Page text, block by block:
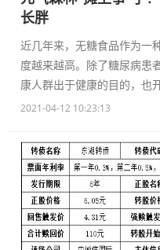
长胖
近几年来，无糖食品作为一
度越来越高。除了糖尿病患
康人群出于健康的目的，也
2021-04-12 10:23:13